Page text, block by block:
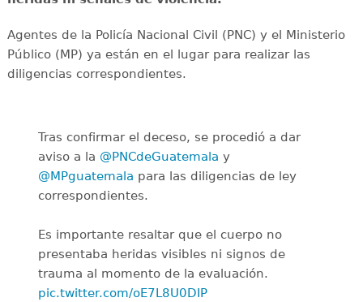
Agentes de la Policía Nacional Civil (PNC) y el Ministerio
Público (MP) ya están en el lugar para realizar las
diligencias correspondientes.
Tras confirmar el deceso, se procedió a dar
aviso a la @PNCdeGuatemala y
@MPguatemala para las diligencias de ley
correspondientes.
Es importante resaltar que el cuerpo no
presentaba heridas visibles ni signos de
trauma al momento de la evaluación.
pic.twitter.com/oE7L8U0DIP